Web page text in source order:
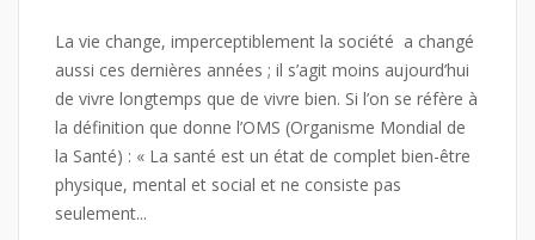
La vie change, imperceptiblement la société a changé
aussi ces dernières années ; il s’agit moins aujourd’hui
de vivre longtemps que de vivre bien. Si l’on se réfère à
la définition que donne l’OMS (Organisme Mondial de
la Santé) : « La santé est un état de complet bien-être
physique, mental et social et ne consiste pas
seulement...